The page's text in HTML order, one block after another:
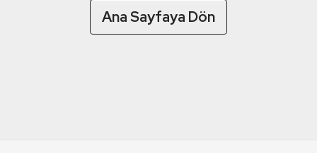
Ana Sayfaya Dön